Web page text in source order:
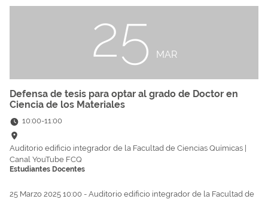
25 MAR
Defensa de tesis para optar al grado de Doctor en
Ciencia de los Materiales
10:00-11:00
Auditorio edificio integrador de la Facultad de Ciencias Químicas |
Canal YouTube FCQ
Estudiantes Docentes
25 Marzo 2025 10:00 - Auditorio edificio integrador de la Facultad de